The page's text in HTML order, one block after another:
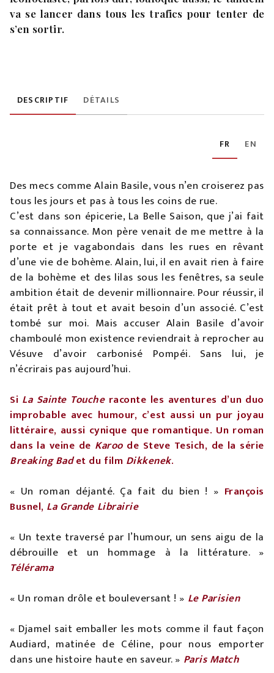
va se lancer dans tous les trafics pour tenter de
s’en sortir.
DESCRIPTIF DÉTAILS
FR EN
Des mecs comme Alain Basile, vous n’en croiserez pas
tous les jours et pas à tous les coins de rue.
C’est dans son épicerie, La Belle Saison, que j’ai fait
sa connaissance. Mon père venait de me mettre à la
porte et je vagabondais dans les rues en rêvant
d’une vie de bohème. Alain, lui, il en avait rien à faire
de la bohème et des lilas sous les fenêtres, sa seule
ambition était de devenir millionnaire. Pour réussir, il
était prêt à tout et avait besoin d’un associé. C’est
tombé sur moi. Mais accuser Alain Basile d’avoir
chamboulé mon existence reviendrait à reprocher au
Vésuve d’avoir carbonisé Pompéi. Sans lui, je
n’écrirais pas aujourd’hui.
Si La Sainte Toucheraconte les aventures d’un duo
improbable avec humour, c’est aussi un pur joyau
littéraire, aussi cynique que romantique. Un roman
dans la veine de Karoode Steve Tesich, de la série
Breaking Badet du film Dikkenek.
« Un roman déjanté. Ça fait du bien ! » François
Busnel, La Grande Librairie
« Un texte traversé par l’humour, un sens aigu de la
débrouille et un hommage à la littérature. »
Télérama
« Un roman drôle et bouleversant ! » Le Parisien
« Djamel sait emballer les mots comme il faut façon
Audiard, matinée de Céline, pour nous emporter
dans une histoire haute en saveur. » Paris Match